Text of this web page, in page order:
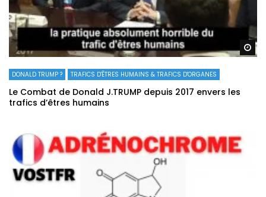
DONALD TRUMP ? TRAFICS D'ÊTRES HUMAINS & TRAFICS D'ORGANES
Le Combat de Donald J.TRUMP depuis 2017 envers les
trafics d’êtres humains